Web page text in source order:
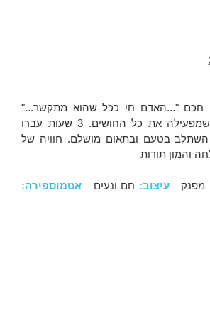
חכם "...האדם חי ככל שהוא מתקשר..."
וארז מתקשר בחגיגה שמפעילה את כל החושים. 3 שעות עברו
השתלב בטעם ובתאום מושלם. חוויה של
והמון תודות
מפנקעיצוב: חם ונעים אטמוספירה: